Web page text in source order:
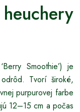
Smoothie’) je
Tvorí široké,
purpurovej farbe
12–15 cm a počas